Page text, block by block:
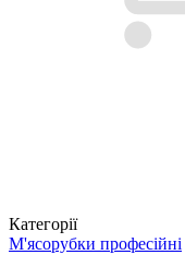
Категорії
М'ясорубки професійні